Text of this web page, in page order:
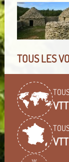
TOUS LES